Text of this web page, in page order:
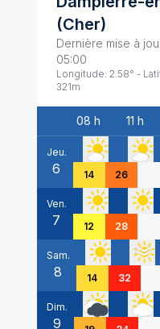
(Cher)
Dernière mise à
05:00
Longitude: 2.58° -
321m
Date
08 h 11 h
Jeu.
6 14 26
Ven.
7 12 28
Sam.
8 14 32
Dim.
9